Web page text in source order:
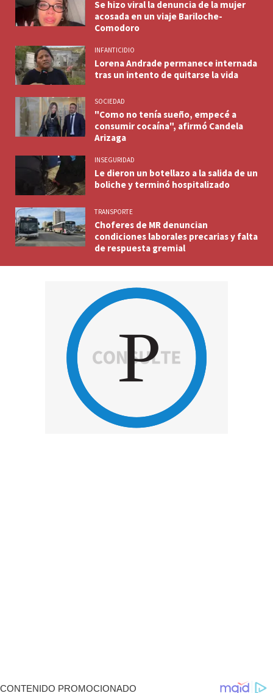
Se hizo viral la denuncia de la mujer
acosada en un viaje Bariloche-
Comodoro
INFANTICIDIO
Lorena Andrade permanece internada
tras un intento de quitarse la vida
SOCIEDAD
"Como no tenía sueño, empecé a
consumir cocaína", afirmó Candela
Arizaga
INSEGURIDAD
Le dieron un botellazo a la salida de un
boliche y terminó hospitalizado
TRANSPORTE
Choferes de MR denuncian
condiciones laborales precarias y falta
de respuesta gremial